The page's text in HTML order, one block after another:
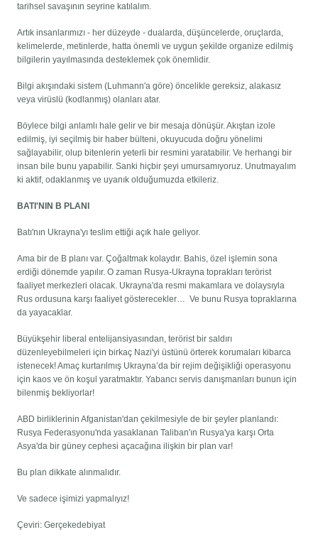
tarihsel savaşının seyrine katılalım.
Artık insanlarımızı - her düzeyde - dualarda, düşüncelerde, oruçlarda,
kelimelerde, metinlerde, hatta önemli ve uygun şekilde organize edilmiş
bilgilerin yayılmasında desteklemek çok önemlidir.
Bilgi akışındaki sistem (Luhmann'a göre) öncelikle gereksiz, alakasız
veya virüslü (kodlanmış) olanları atar.
Böylece bilgi anlamlı hale gelir ve bir mesaja dönüşür. Akıştan izole
edilmiş, iyi seçilmiş bir haber bülteni, okuyucuda doğru yönelimi
sağlayabilir, olup bitenlerin yeterli bir resmini yaratabilir. Ve herhangi bir
insan bile bunu yapabilir. Sanki hiçbir şeyi umursamıyoruz. Unutmayalım
ki aktif, odaklanmış ve uyanık olduğumuzda etkileriz.
BATI'NIN B PLANI
Batı'nın Ukrayna'yı teslim ettiği açık hale geliyor.
Ama bir de B planı var. Çoğaltmak kolaydır. Bahis, özel işlemin sona
erdiği dönemde yapılır. O zaman Rusya-Ukrayna toprakları terörist
faaliyet merkezleri olacak. Ukrayna'da resmi makamlara ve dolaysıyla
Rus ordusuna karşı faaliyet gösterecekler… Ve bunu Rusya topraklarına
da yayacaklar.
Büyükşehir liberal entelijansiyasından, terörist bir saldırı
düzenleyebilmeleri için birkaç Nazi'yi üstünü örterek korumaları kibarca
istenecek! Amaç kurtarılmış Ukrayna’da bir rejim değişikliği operasyonu
için kaos ve ön koşul yaratmaktır. Yabancı servis danışmanları bunun için
bilenmiş bekliyorlar!
ABD birliklerinin Afganistan'dan çekilmesiyle de bir şeyler planlandı:
Rusya Federasyonu'nda yasaklanan Taliban'ın Rusya'ya karşı Orta
Asya'da bir güney cephesi açacağına ilişkin bir plan var!
Bu plan dikkate alınmalıdır.
Ve sadece işimizi yapmalıyız!
Çeviri: Gerçekedebiyat